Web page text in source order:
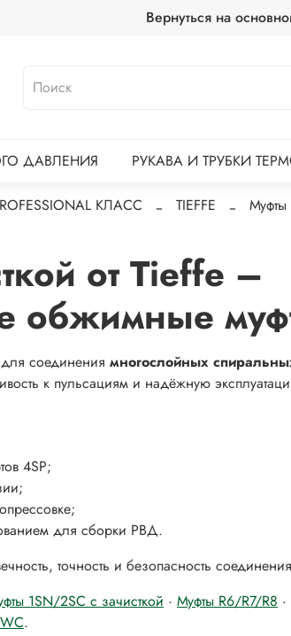
Вернуться на
ДАВЛЕНИЯ РУКАВА И ТРУБКИ
КЛАСС TIEFFE
от Tieffe –
обжимные
соединения многослойных
к пульсациям и надёжную
4SP;
для сборки РВД.
точность и безопасность
1SN/2SC с зачисткой · Муфты R6/R7/R8 ·
.